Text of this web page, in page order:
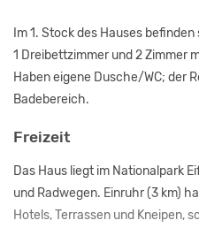
Im 1. Stock des Hauses
1 Dreibettzimmer und 2 Zimmer
Haben eigene Dusche/WC; der
Badebereich.
Freizeit
Das Haus liegt im Nationalpark
und Radwegen. Einruhr (3 km)
Hotels, Terrassen und Kneipen,